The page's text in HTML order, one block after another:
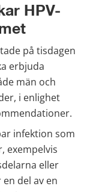
HPV-
på tisdagen
erbjuda
män och
i enlighet
infektion som
exempelvis
eller
del av en